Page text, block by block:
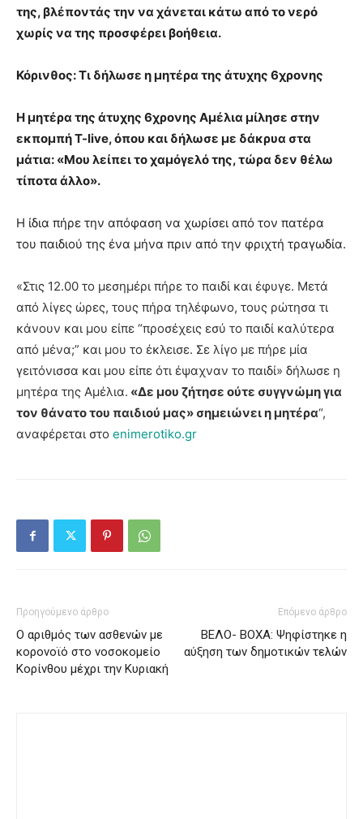
της, βλέποντάς την να χάνεται κάτω από το νερό
χωρίς να της προσφέρει βοήθεια.
Κόρινθος: Τι δήλωσε η μητέρα της άτυχης 6χρονης
Η μητέρα της άτυχης 6χρονης Αμέλια μίλησε στην
εκπομπή T-live, όπου και δήλωσε με δάκρυα στα
μάτια: «Μου λείπει το χαμόγελό της, τώρα δεν θέλω
τίποτα άλλο».
Η ίδια πήρε την απόφαση να χωρίσει από τον πατέρα
του παιδιού της ένα μήνα πριν από την φριχτή τραγωδία.
«Στις 12.00 το μεσημέρι πήρε το παιδί και έφυγε. Μετά
από λίγες ώρες, τους πήρα τηλέφωνο, τους ρώτησα τι
κάνουν και μου είπε “προσέχεις εσύ το παιδί καλύτερα
από μένα;” και μου το έκλεισε. Σε λίγο με πήρε μία
γειτόνισσα και μου είπε ότι έψαχναν το παιδί» δήλωσε η
μητέρα της Αμέλια. «Δε μου ζήτησε ούτε συγγνώμη για
τον θάνατο του παιδιού μας» σημειώνει η μητέρα“,
αναφέρεται στο enimerotiko.gr
Προηγούμενο άρθρο
Ο αριθμός των ασθενών με
κορονοϊό στο νοσοκομείο
Κορίνθου μέχρι την Κυριακή
Επόμενο άρθρο
ΒΕΛΟ- ΒΟΧΑ: Ψηφίστηκε η
αύξηση των δημοτικών τελών